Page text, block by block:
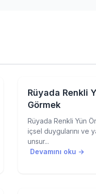
Rüyada Renkli
Görmek
Rüyada Renkli Yün
içsel duygularını ve
unsur...
Devamını oku →